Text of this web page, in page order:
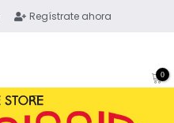
Regístrate ahora
0